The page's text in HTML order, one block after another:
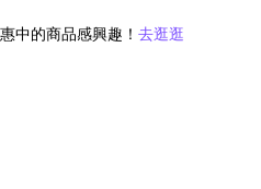
中的商品感興趣！ 去逛逛